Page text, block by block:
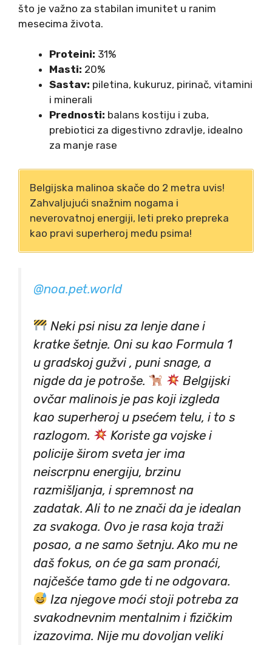
što je važno za stabilan imunitet u ranim
mesecima života.
Proteini: 31%
Masti: 20%
Sastav: piletina, kukuruz, pirinač, vitamini
i minerali
Prednosti: balans kostiju i zuba,
prebiotici za digestivno zdravlje, idealno
za manje rase
Belgijska malinoa skače do 2 metra uvis!
Zahvaljujući snažnim nogama i
neverovatnoj energiji, leti preko prepreka
kao pravi superheroj među psima!
@noa.pet.world
Neki psi nisu za lenje dane i
kratke šetnje. Oni su kao Formula 1
u gradskoj gužvi , puni snage, a
nigde da je potroše.
Belgijski
ovčar malinois je pas koji izgleda
kao superheroj u psećem telu, i to s
razlogom.
Koriste ga vojske i
policije širom sveta jer ima
neiscrpnu energiju, brzinu
razmišljanja, i spremnost na
zadatak. Ali to ne znači da je idealan
za svakoga. Ovo je rasa koja traži
posao, a ne samo šetnju. Ako mu ne
daš fokus, on će ga sam pronaći,
najčešće tamo gde ti ne odgovara.
Iza njegove moći stoji potreba za
svakodnevnim mentalnim i fizičkim
izazovima. Nije mu dovoljan veliki